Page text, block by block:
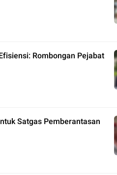
Rombongan Pejabat
Satgas Pemberantasan